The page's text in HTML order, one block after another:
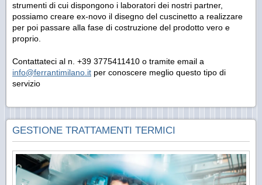
strumenti di cui dispongono i laboratori dei nostri partner,
possiamo creare ex-novo il disegno del cuscinetto a realizzare
per poi passare alla fase di costruzione del prodotto vero e
proprio.
Contattateci al n. +39 3775411410 o tramite email a
info@ferrantimilano.it per conoscere meglio questo tipo di
servizio
GESTIONE TRATTAMENTI TERMICI